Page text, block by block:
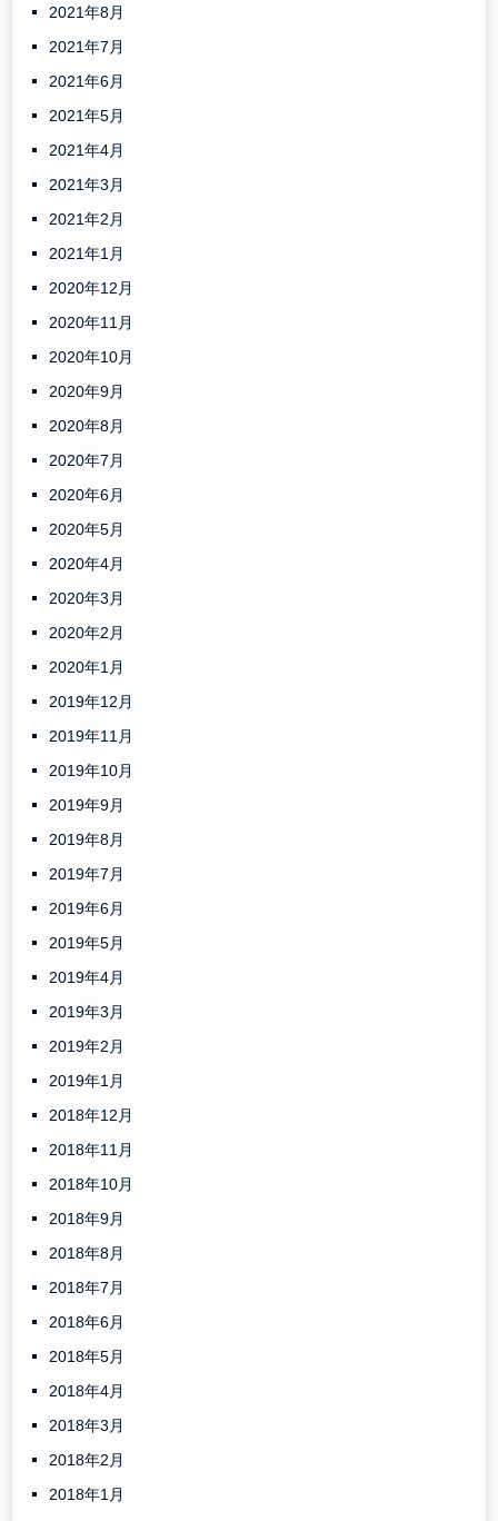
2021年8月
2021年7月
2021年6月
2021年5月
2021年4月
2021年3月
2021年2月
2021年1月
2020年12月
2020年11月
2020年10月
2020年9月
2020年8月
2020年7月
2020年6月
2020年5月
2020年4月
2020年3月
2020年2月
2020年1月
2019年12月
2019年11月
2019年10月
2019年9月
2019年8月
2019年7月
2019年6月
2019年5月
2019年4月
2019年3月
2019年2月
2019年1月
2018年12月
2018年11月
2018年10月
2018年9月
2018年8月
2018年7月
2018年6月
2018年5月
2018年4月
2018年3月
2018年2月
2018年1月